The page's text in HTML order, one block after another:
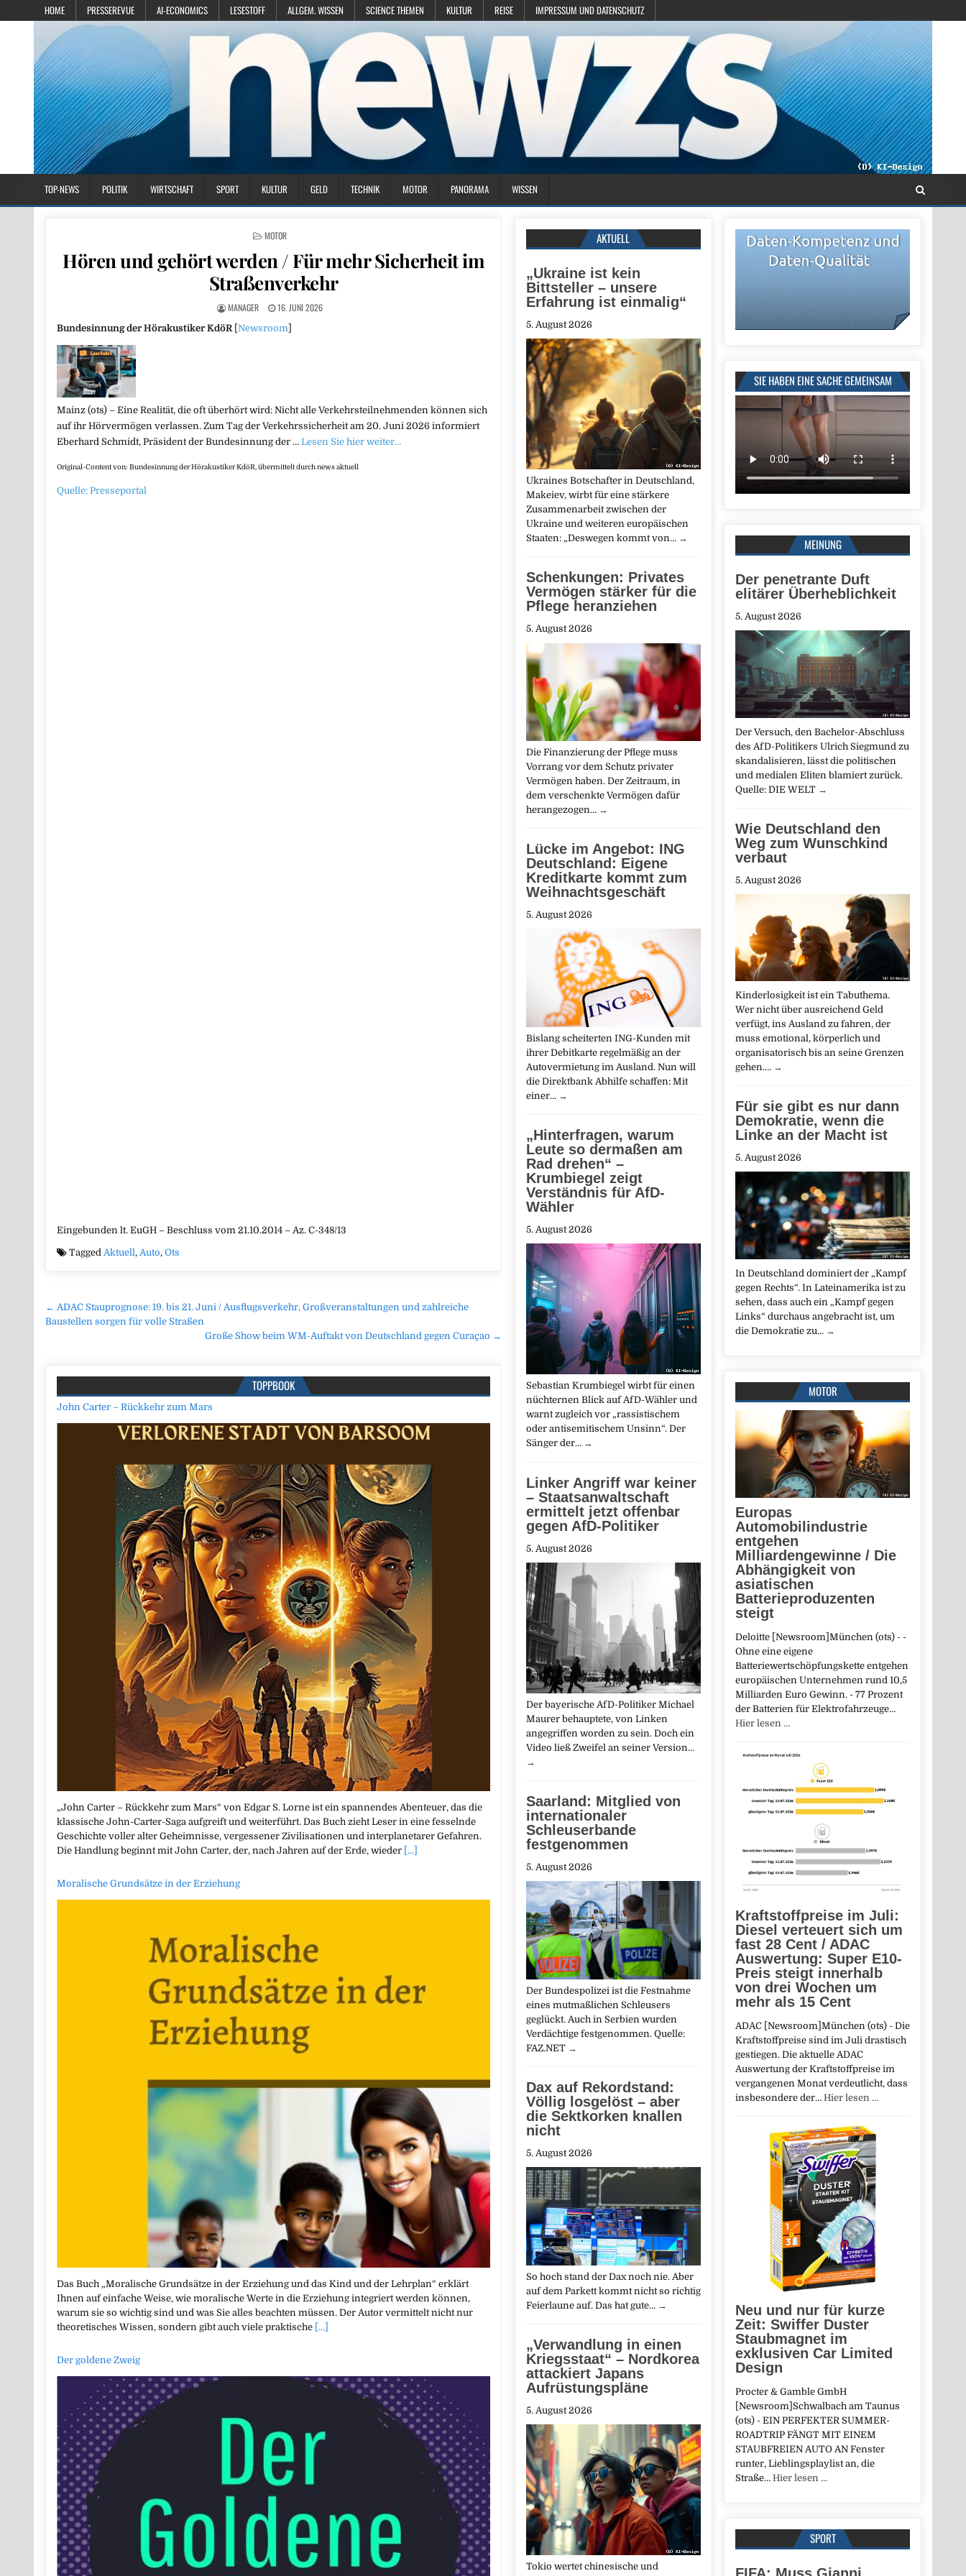
HOME PRESSEREVUE AI-ECONOMICS LESESTOFF ALLGEM. WISSEN SCIENCE THEMEN KULTUR REISE IMPRESSUM UND DATENSCHUTZ
TOP-NEWS POLITIK WIRTSCHAFT SPORT KULTUR GELD TECHNIK MOTOR PANORAMA WISSEN
POSTED IN
MOTOR
Hören und gehört werden / Für mehr Sicherheit im
Straßenverkehr
MANAGER 16. JUNI 2026
Bundesinnung der Hörakustiker KdöR[Newsroom
Mainz (ots) – Eine Realität, die oft überhört wird: Nicht alle Verkehrsteilnehmenden können sich
auf ihr Hörvermögen verlassen. Zum Tag der Verkehrssicherheit am 20. Juni 2026 informiert
Eberhard Schmidt, Präsident der Bundesinnung der …Lesen Sie hier weiter…
Original-Content von: Bundesinnung der Hörakustiker KdöR, übermittelt durch news aktuell
Quelle: Presseportal
Eingebunden lt. EuGH – Beschluss vom 21.10.2014 – Az. C-348/13
TaggedAktuell,Auto,Ots
Beitragsnavigation
← ADAC Stauprognose: 19. bis 21. Juni / Ausflugsverkehr, Großveranstaltungen und zahlreiche
Baustellen sorgen für volle Straßen
Große Show beim WM-Auftakt von Deutschland gegen Curaçao →
TOPPBOOK
John Carter – Rückkehr zum Mars
„John Carter – Rückkehr zum Mars“ von Edgar S. Lorne ist ein spannendes Abenteuer, das die
klassische John-Carter-Saga aufgreift und weiterführt. Das Buch zieht Leser in eine fesselnde
Geschichte voller alter Geheimnisse, vergessener Zivilisationen und interplanetarer Gefahren.
Die Handlung beginnt mit John Carter, der, nach Jahren auf der Erde, wieder [...]
Moralische Grundsätze in der Erziehung
Das Buch „Moralische Grundsätze in der Erziehung und das Kind und der Lehrplan“ erklärt
Ihnen auf einfache Weise, wie moralische Werte in die Erziehung integriert werden können,
warum sie so wichtig sind und was Sie alles beachten müssen. Der Autor vermittelt nicht nur
theoretisches Wissen, sondern gibt auch viele praktische [...]
Der goldene Zweig
SIE HABEN EINE SACHE GEMEINSAM
MEINUNG
Der penetrante Duft
elitärer Überheblichkeit
5. August 2026
Der Versuch, den Bachelor-Abschluss
des AfD-Politikers Ulrich Siegmund zu
skandalisieren, lässt die politischen
und medialen Eliten blamiert zurück.
Quelle: DIE WELT →
Wie Deutschland den
Weg zum Wunschkind
verbaut
5. August 2026
Kinderlosigkeit ist ein Tabuthema.
Wer nicht über ausreichend Geld
verfügt, ins Ausland zu fahren, der
muss emotional, körperlich und
organisatorisch bis an seine Grenzen
gehen.… →
Für sie gibt es nur dann
Demokratie, wenn die
Linke an der Macht ist
5. August 2026
In Deutschland dominiert der „Kampf
gegen Rechts“. In Lateinamerika ist zu
sehen, dass auch ein „Kampf gegen
Links“ durchaus angebracht ist, um
die Demokratie zu… →
MOTOR
Europas
Automobilindustrie
entgehen
Milliardengewinne / Die
Abhängigkeit von
asiatischen
Batterieproduzenten
steigt
Deloitte [Newsroom]München (ots) - -
Ohne eine eigene
Batteriewertschöpfungskette entgehen
europäischen Unternehmen rund 10,5
Milliarden Euro Gewinn. - 77 Prozent
der Batterien für Elektrofahrzeuge…
Hier lesen …
Kraftstoffpreise im Juli:
Diesel verteuert sich um
fast 28 Cent / ADAC
Auswertung: Super E10-
Preis steigt innerhalb
von drei Wochen um
mehr als 15 Cent
ADAC [Newsroom]München (ots) - Die
Kraftstoffpreise sind im Juli drastisch
gestiegen. Die aktuelle ADAC
Auswertung der Kraftstoffpreise im
vergangenen Monat verdeutlicht, dass
insbesondere der… Hier lesen …
Neu und nur für kurze
Zeit: Swiffer Duster
Staubmagnet im
exklusiven Car Limited
Design
Procter & Gamble GmbH
[Newsroom]Schwalbach am Taunus
(ots) - EIN PERFEKTER SUMMER-
ROADTRIP FÄNGT MIT EINEM
STAUBFREIEN AUTO AN Fenster
runter, Lieblingsplaylist an, die
Straße… Hier lesen …
SPORT
AKTUELL
„Ukraine ist kein
Bittsteller – unsere
Erfahrung ist einmalig“
5. August 2026
Ukraines Botschafter in Deutschland,
Makeiev, wirbt für eine stärkere
Zusammenarbeit zwischen der
Ukraine und weiteren europäischen
Staaten: „Deswegen kommt von… →
Schenkungen: Privates
Vermögen stärker für die
Pflege heranziehen
5. August 2026
Die Finanzierung der Pflege muss
Vorrang vor dem Schutz privater
Vermögen haben. Der Zeitraum, in
dem verschenkte Vermögen dafür
herangezogen… →
Lücke im Angebot: ING
Deutschland: Eigene
Kreditkarte kommt zum
Weihnachtsgeschäft
5. August 2026
Bislang scheiterten ING-Kunden mit
ihrer Debitkarte regelmäßig an der
Autovermietung im Ausland. Nun will
die Direktbank Abhilfe schaffen: Mit
einer… →
„Hinterfragen, warum
Leute so dermaßen am
Rad drehen“ –
Krumbiegel zeigt
Verständnis für AfD-
Wähler
5. August 2026
Sebastian Krumbiegel wirbt für einen
nüchternen Blick auf AfD-Wähler und
warnt zugleich vor „rassistischem
oder antisemitischem Unsinn“. Der
Sänger der… →
Linker Angriff war keiner
– Staatsanwaltschaft
ermittelt jetzt offenbar
gegen AfD-Politiker
5. August 2026
Der bayerische AfD-Politiker Michael
Maurer behauptete, von Linken
angegriffen worden zu sein. Doch ein
Video ließ Zweifel an seiner Version…
→
Saarland: Mitglied von
internationaler
Schleuserbande
festgenommen
5. August 2026
Der Bundespolizei ist die Festnahme
eines mutmaßlichen Schleusers
geglückt. Auch in Serbien wurden
Verdächtige festgenommen. Quelle:
FAZ.NET →
Dax auf Rekordstand:
Völlig losgelöst – aber
die Sektkorken knallen
nicht
5. August 2026
So hoch stand der Dax noch nie. Aber
auf dem Parkett kommt nicht so richtig
Feierlaune auf. Das hat gute… →
„Verwandlung in einen
Kriegsstaat“ – Nordkorea
attackiert Japans
Aufrüstungspläne
5. August 2026
Tokio wertet chinesische und